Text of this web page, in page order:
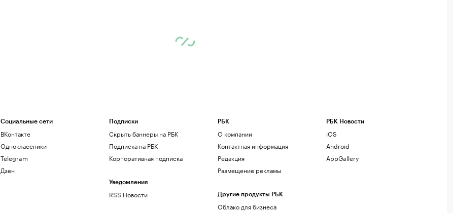
Социальные сети
ВКонтакте
Одноклассники
Telegram
Дзен
Подписки
Скрыть баннеры на РБК
Подписка на РБК
Корпоративная подписка
Уведомления
RSS Новости
РБК
О компании
Контактная информация
Редакция
Размещение рекламы
Другие продукты РБК
Облако для бизнеса
РБК Новости
iOS
Android
AppGallery